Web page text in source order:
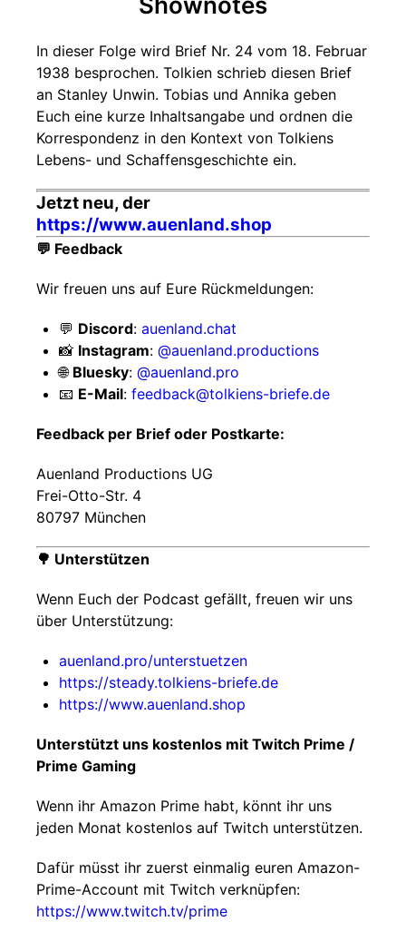
In dieser Folge wird Brief Nr. 24 vom 18. Februar
1938 besprochen. Tolkien schrieb diesen Brief
an Stanley Unwin. Tobias und Annika geben
Euch eine kurze Inhaltsangabe und ordnen die
Korrespondenz in den Kontext von Tolkiens
Lebens- und Schaffensgeschichte ein.
Jetzt neu, der
https://www.auenland.shop
💬 Feedback
Wir freuen uns auf Eure Rückmeldungen:
💬 Discord: auenland.chat
📸 Instagram: @auenland.productions
🌐 Bluesky: @auenland.pro
📧 E-Mail: feedback@tolkiens-briefe.de
Feedback per Brief oder Postkarte:
Auenland Productions UG
Frei-Otto-Str. 4
80797 München
🌳 Unterstützen
Wenn Euch der Podcast gefällt, freuen wir uns
über Unterstützung:
auenland.pro/unterstuetzen
https://steady.tolkiens-briefe.de
https://www.auenland.shop
Unterstützt uns kostenlos mit Twitch Prime /
Prime Gaming
Wenn ihr Amazon Prime habt, könnt ihr uns
jeden Monat kostenlos auf Twitch unterstützen.
Dafür müsst ihr zuerst einmalig euren Amazon-
Prime-Account mit Twitch verknüpfen:
https://www.twitch.tv/prime